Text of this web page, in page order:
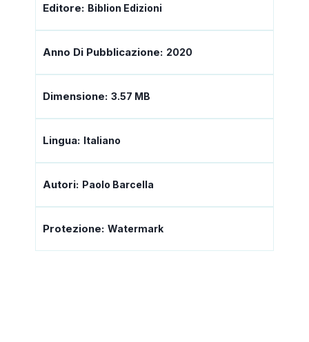
Editore: Biblion Edizioni
Anno Di Pubblicazione: 2020
Dimensione: 3.57 MB
Lingua: Italiano
Autori: Paolo Barcella
Protezione: Watermark